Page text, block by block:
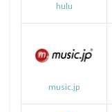
hulu
music.jp